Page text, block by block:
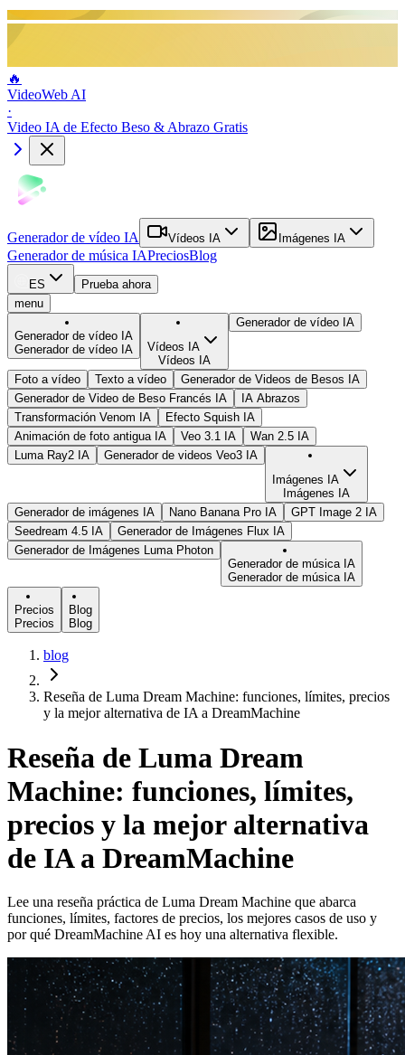
🔥
VideoWeb AI
·
Video IA de Efecto Beso & Abrazo Gratis
Generador de vídeo IA Vídeos IA Imágenes IA
Generador de música IAPreciosBlog
ES
Prueba ahora
menu
Generador de vídeo IA
Generador de vídeo IA
Vídeos IA
Vídeos IA
Generador de vídeo IA
Foto a vídeo Texto a vídeo
Generador de Videos de Besos IA
Generador de Video de Beso Francés IA
IA Abrazos
Transformación Venom IA
Efecto Squish IA
Animación de foto antigua IA
Veo 3.1 IA
Wan 2.5 IA
Luma Ray2 IA
Generador de videos Veo3 IA
Imágenes IA
Imágenes IA
Generador de imágenes IA
Nano Banana Pro IA
GPT Image 2 IA
Seedream 4.5 IA
Generador de Imágenes Flux IA
Generador de Imágenes Luma Photon
Generador de música IA
Generador de música IA
Precios
Precios
Blog
Blog
blog
Reseña de Luma Dream Machine: funciones, límites, precios
y la mejor alternativa de IA a DreamMachine
Reseña de Luma Dream
Machine: funciones, límites,
precios y la mejor alternativa
de IA a DreamMachine
Lee una reseña práctica de Luma Dream Machine que abarca
funciones, límites, factores de precios, los mejores casos de uso y
por qué DreamMachine AI es hoy una alternativa flexible.